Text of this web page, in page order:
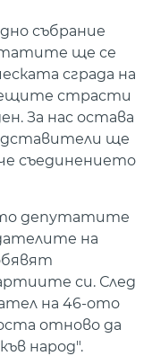
събрание
ще се
сграда на
страсти
За нас остава
ще
съединението
депутатите
на
си. След
на 46-ото
отново да
народ".